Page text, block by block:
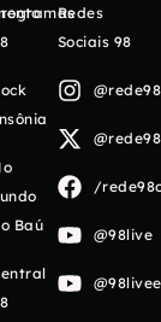
Baú
Redes
Sociais 98
/
@98live